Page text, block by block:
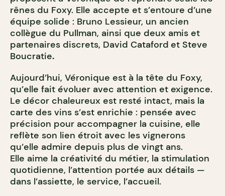
rênes du Foxy. Elle accepte et s’entoure d’une
équipe solide : Bruno Lessieur, un ancien
collègue du Pullman, ainsi que deux amis et
partenaires discrets, David Cataford et Steve
Boucratie.
Aujourd’hui, Véronique est à la tête du Foxy,
qu’elle fait évoluer avec attention et exigence.
Le décor chaleureux est resté intact, mais la
carte des vins s’est enrichie : pensée avec
précision pour accompagner la cuisine, elle
reflète son lien étroit avec les vignerons
qu’elle admire depuis plus de vingt ans.
Elle aime la créativité du métier, la stimulation
quotidienne, l’attention portée aux détails —
dans l’assiette, le service, l’accueil.